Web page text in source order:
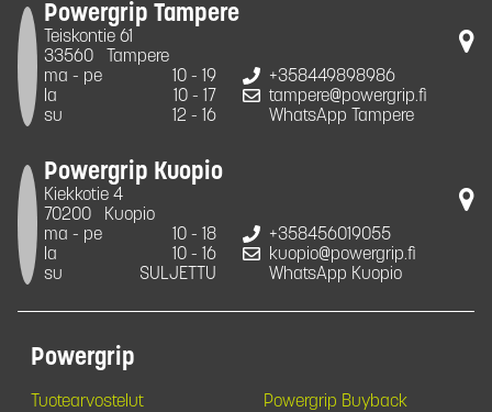
Powergrip Tampere
Teiskontie 61
33560
Tampere
ma - pe
10 - 19
la
10 - 17
su
12 - 16
+358449898986
tampere@powergrip.fi
WhatsApp Tampere
Powergrip Kuopio
Kiekkotie 4
70200
Kuopio
ma - pe
10 - 18
la
10 - 16
su
SULJETTU
+358456019055
kuopio@powergrip.fi
WhatsApp Kuopio
Powergrip
Tuotearvostelut Powergrip Buyback